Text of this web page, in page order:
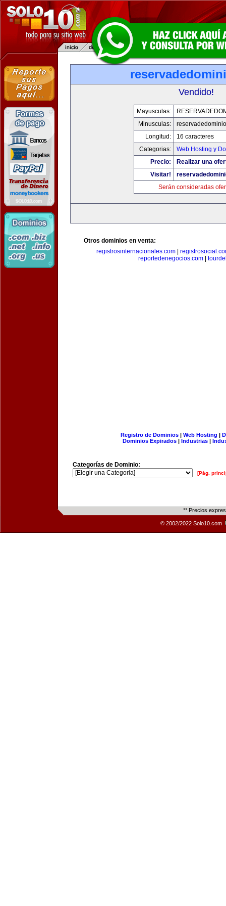
Vendido!
Mayusculas:
Minusculas:
Longitud:
16 caracteres
Categorias:
Web Hosting y
Precio:
Realizar una
Visitar!
Serán consideradas
Otros dominios en venta:
registrosinternacionales.com
reportedenegocios.com|
Registro de Dominios| Web Hosting |
Dominios Expirados | Industrias |
Categorías de Dominio:
[Pág.
** Precios
© 2002/2022 Solo10.com